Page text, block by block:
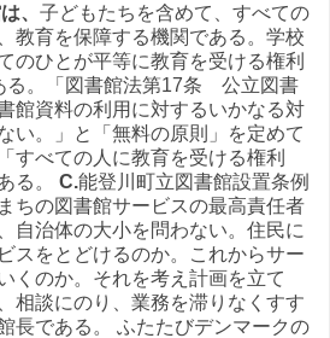
、 子どもたちを含めて、すべての
教育を保障する機関である。学校
のひとが平等に教育を受ける権利
る。「図書館法第17条 公立図書
館資料の利用に対するいかなる対
い。」と「無料の原則」を定めて
すべての人に教育を受ける権利
る。 C.能登川町立図書館設置条例
ちの図書館サービスの最高責任者
自治体の大小を問わない。住民に
スをとどけるのか。これからサー
くのか。それを考え計画を立て
相談にのり、業務を滞りなくすす
長である。 ふたたびデンマークの